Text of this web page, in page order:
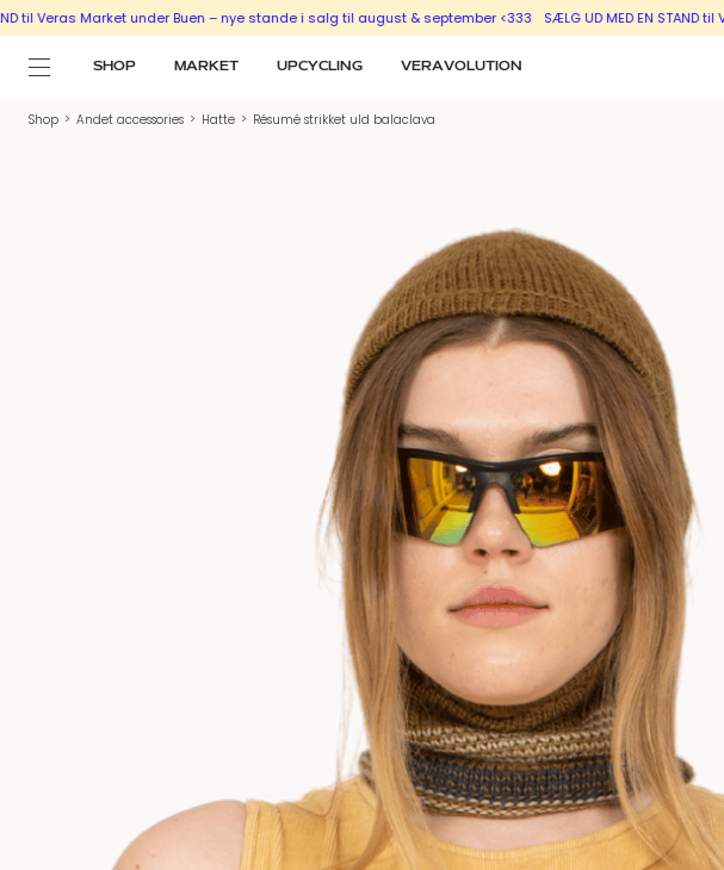
Market under Buen – nye stande i salg til august & september <333 SÆLG UD MED EN STAND til Veras
SHOP MARKET UPCYCLING VERAVOLUTION
Shop > Andet accessories > Hatte > Résumé strikket uld balaclava